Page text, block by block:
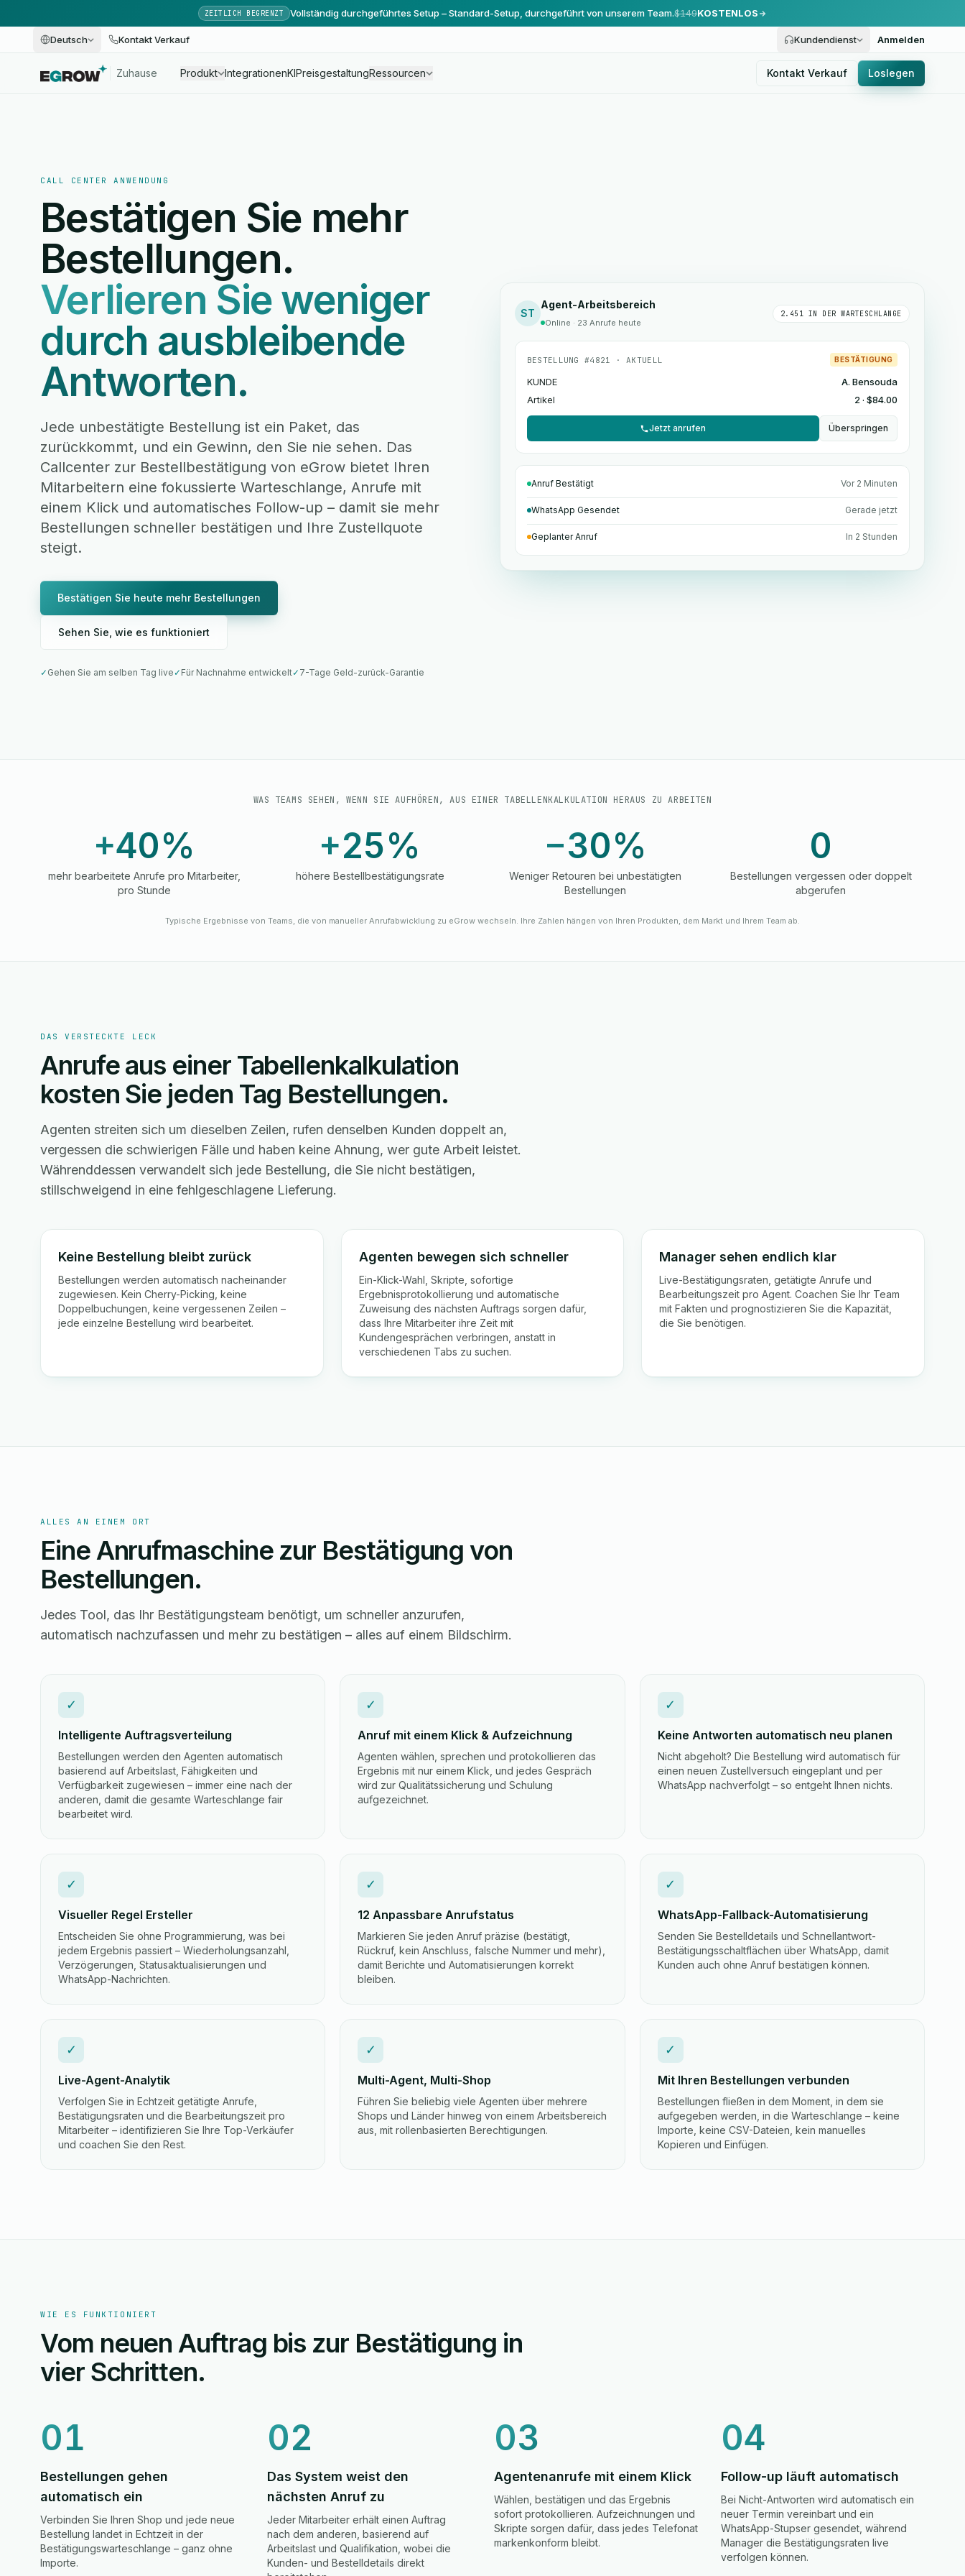
ZEITLICH BEGRENZT Vollständig durchgeführtes Setup – Standard-Setup, durchgeführt von unserem Team.$149KOSTENLOS
Deutsch Kontakt Verkauf Kundendienst Anmelden
Zuhause Produkt IntegrationenKIPreisgestaltungRessourcen Kontakt Verkauf Loslegen
CALL CENTER ANWENDUNG
Bestätigen Sie mehr
Bestellungen.
Verlieren Sie weniger
durch ausbleibende
Antworten.
Jede unbestätigte Bestellung ist ein Paket, das
zurückkommt, und ein Gewinn, den Sie nie sehen. Das
Callcenter zur Bestellbestätigung von eGrow bietet Ihren
Mitarbeitern eine fokussierte Warteschlange, Anrufe mit
einem Klick und automatisches Follow-up – damit sie mehr
Bestellungen schneller bestätigen und Ihre Zustellquote
steigt.
Bestätigen Sie heute mehr Bestellungen
Sehen Sie, wie es funktioniert
✓ Gehen Sie am selben Tag live ✓ Für Nachnahme entwickelt✓ 7-Tage Geld-zurück-Garantie
ST
Agent-Arbeitsbereich
Online · 23 Anrufe heute
2.451 IN DER WARTESCHLANGE
BESTELLUNG #4821 · AKTUELL BESTÄTIGUNG
KUNDE
A. Bensouda
Artikel
2 · $84.00
Jetzt anrufen Überspringen
Anruf Bestätigt Vor 2 Minuten
WhatsApp Gesendet Gerade jetzt
Geplanter Anruf In 2 Stunden
WAS TEAMS SEHEN, WENN SIE AUFHÖREN, AUS EINER TABELLENKALKULATION HERAUS ZU ARBEITEN
+40%
mehr bearbeitete Anrufe pro Mitarbeiter,
pro Stunde
+25%
höhere Bestellbestätigungsrate
−30%
Weniger Retouren bei unbestätigten
Bestellungen
0
Bestellungen vergessen oder doppelt
abgerufen
Typische Ergebnisse von Teams, die von manueller Anrufabwicklung zu eGrow wechseln. Ihre Zahlen hängen von Ihren Produkten, dem Markt und Ihrem Team ab.
DAS VERSTECKTE LECK
Anrufe aus einer Tabellenkalkulation
kosten Sie jeden Tag Bestellungen.
Agenten streiten sich um dieselben Zeilen, rufen denselben Kunden doppelt an,
vergessen die schwierigen Fälle und haben keine Ahnung, wer gute Arbeit leistet.
Währenddessen verwandelt sich jede Bestellung, die Sie nicht bestätigen,
stillschweigend in eine fehlgeschlagene Lieferung.
Keine Bestellung bleibt zurück
Bestellungen werden automatisch nacheinander
zugewiesen. Kein Cherry-Picking, keine
Doppelbuchungen, keine vergessenen Zeilen –
jede einzelne Bestellung wird bearbeitet.
Agenten bewegen sich schneller
Ein-Klick-Wahl, Skripte, sofortige
Ergebnisprotokollierung und automatische
Zuweisung des nächsten Auftrags sorgen dafür,
dass Ihre Mitarbeiter ihre Zeit mit
Kundengesprächen verbringen, anstatt in
verschiedenen Tabs zu suchen.
Manager sehen endlich klar
Live-Bestätigungsraten, getätigte Anrufe und
Bearbeitungszeit pro Agent. Coachen Sie Ihr Team
mit Fakten und prognostizieren Sie die Kapazität,
die Sie benötigen.
ALLES AN EINEM ORT
Eine Anrufmaschine zur Bestätigung von
Bestellungen.
Jedes Tool, das Ihr Bestätigungsteam benötigt, um schneller anzurufen,
automatisch nachzufassen und mehr zu bestätigen – alles auf einem Bildschirm.
✓
Intelligente Auftragsverteilung
Bestellungen werden den Agenten automatisch
basierend auf Arbeitslast, Fähigkeiten und
Verfügbarkeit zugewiesen – immer eine nach der
anderen, damit die gesamte Warteschlange fair
bearbeitet wird.
✓
Anruf mit einem Klick & Aufzeichnung
Agenten wählen, sprechen und protokollieren das
Ergebnis mit nur einem Klick, und jedes Gespräch
wird zur Qualitätssicherung und Schulung
aufgezeichnet.
✓
Keine Antworten automatisch neu planen
Nicht abgeholt? Die Bestellung wird automatisch für
einen neuen Zustellversuch eingeplant und per
WhatsApp nachverfolgt – so entgeht Ihnen nichts.
✓
Visueller Regel Ersteller
Entscheiden Sie ohne Programmierung, was bei
jedem Ergebnis passiert – Wiederholungsanzahl,
Verzögerungen, Statusaktualisierungen und
WhatsApp-Nachrichten.
✓
12 Anpassbare Anrufstatus
Markieren Sie jeden Anruf präzise (bestätigt,
Rückruf, kein Anschluss, falsche Nummer und mehr),
damit Berichte und Automatisierungen korrekt
bleiben.
✓
WhatsApp-Fallback-Automatisierung
Senden Sie Bestelldetails und Schnellantwort-
Bestätigungsschaltflächen über WhatsApp, damit
Kunden auch ohne Anruf bestätigen können.
✓
Live-Agent-Analytik
Verfolgen Sie in Echtzeit getätigte Anrufe,
Bestätigungsraten und die Bearbeitungszeit pro
Mitarbeiter – identifizieren Sie Ihre Top-Verkäufer
und coachen Sie den Rest.
✓
Multi-Agent, Multi-Shop
Führen Sie beliebig viele Agenten über mehrere
Shops und Länder hinweg von einem Arbeitsbereich
aus, mit rollenbasierten Berechtigungen.
✓
Mit Ihren Bestellungen verbunden
Bestellungen fließen in dem Moment, in dem sie
aufgegeben werden, in die Warteschlange – keine
Importe, keine CSV-Dateien, kein manuelles
Kopieren und Einfügen.
WIE ES FUNKTIONIERT
Vom neuen Auftrag bis zur Bestätigung in
vier Schritten.
01
Bestellungen gehen
automatisch ein
Verbinden Sie Ihren Shop und jede neue
Bestellung landet in Echtzeit in der
Bestätigungswarteschlange – ganz ohne
Importe.
02
Das System weist den
nächsten Anruf zu
Jeder Mitarbeiter erhält einen Auftrag
nach dem anderen, basierend auf
Arbeitslast und Qualifikation, wobei die
Kunden- und Bestelldetails direkt
03
Agentenanrufe mit einem Klick
Wählen, bestätigen und das Ergebnis
sofort protokollieren. Aufzeichnungen und
Skripte sorgen dafür, dass jedes Telefonat
markenkonform bleibt.
04
Follow-up läuft automatisch
Bei Nicht-Antworten wird automatisch ein
neuer Termin vereinbart und ein
WhatsApp-Stupser gesendet, während
Manager die Bestätigungsraten live
verfolgen können.